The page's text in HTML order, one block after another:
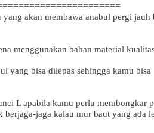
akan membawa anabul pergi jauh
menggunakan bahan material
yang bisa dilepas sehingga kamu bisa
L apabila kamu perlu membongkar
jaga kalau mur baut yang ada